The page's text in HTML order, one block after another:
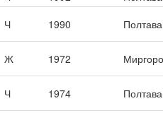
Ч 1990 Полтава
Ж 1972
Ч 1974 Полтава